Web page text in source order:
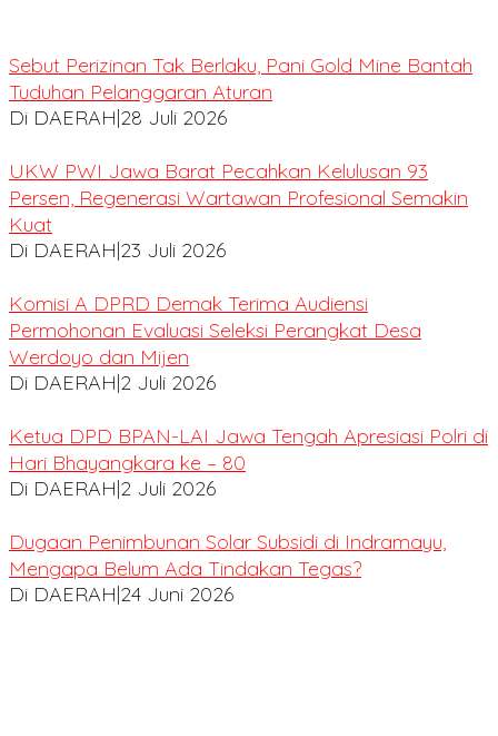
Sebut Perizinan Tak Berlaku, Pani Gold Mine Bantah
Tuduhan Pelanggaran Aturan
Di DAERAH|28 Juli 2026
UKW PWI Jawa Barat Pecahkan Kelulusan 93
Persen, Regenerasi Wartawan Profesional Semakin
Kuat
Di DAERAH|23 Juli 2026
Komisi A DPRD Demak Terima Audiensi
Permohonan Evaluasi Seleksi Perangkat Desa
Werdoyo dan Mijen
Di DAERAH|2 Juli 2026
Ketua DPD BPAN-LAI Jawa Tengah Apresiasi Polri di
Hari Bhayangkara ke – 80
Di DAERAH|2 Juli 2026
Dugaan Penimbunan Solar Subsidi di Indramayu,
Mengapa Belum Ada Tindakan Tegas?
Di DAERAH|24 Juni 2026